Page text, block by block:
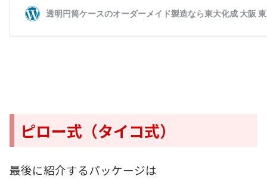
ピロー式（タイコ式）
最後に紹介するパッケージは